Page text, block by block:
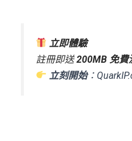
立即體驗
註冊即送200MB 免費
立刻開始：